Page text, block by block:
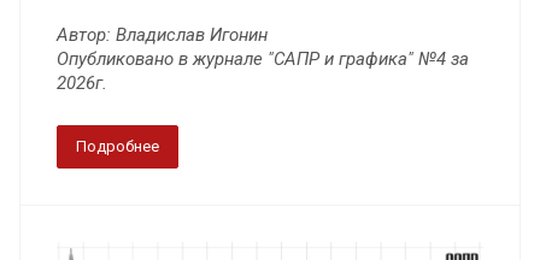
Автор: Владислав Игонин
Опубликовано в журнале "САПР и графика" №4 за
2026г.
Подробнее